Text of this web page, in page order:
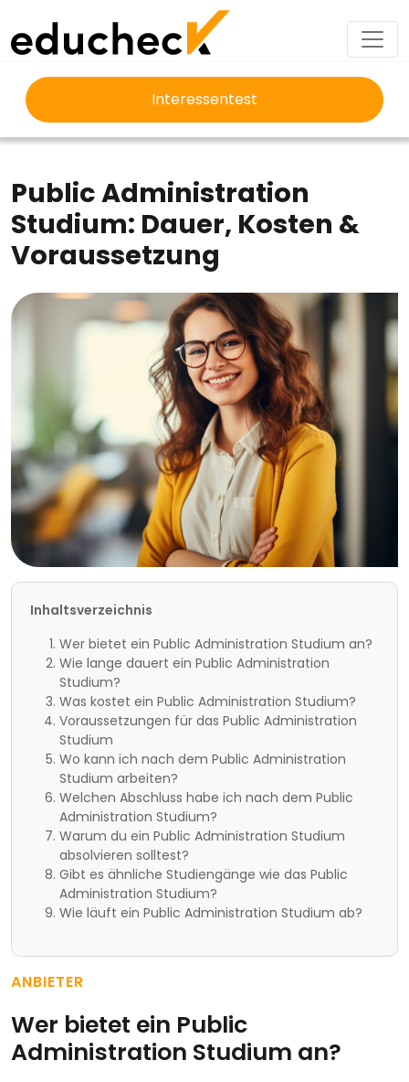
Interessentest
EDUCHECK
STUDIUM
PUBLIC ADMINISTRATION STUDIUM
Public Administration
Studium: Dauer, Kosten &
Voraussetzung
Inhaltsverzeichnis
Wer bietet ein Public Administration Studium an?
Wie lange dauert ein Public Administration
Studium?
Was kostet ein Public Administration Studium?
Voraussetzungen für das Public Administration
Studium
Wo kann ich nach dem Public Administration
Studium arbeiten?
Welchen Abschluss habe ich nach dem Public
Administration Studium?
Warum du ein Public Administration Studium
absolvieren solltest?
Gibt es ähnliche Studiengänge wie das Public
Administration Studium?
Wie läuft ein Public Administration Studium ab?
ANBIETER
Wer bietet ein Public
Administration Studium an?